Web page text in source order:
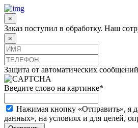
×
Заказ поступил в обработку. Наш
×
Защита от автоматических сообщений
Введите слово на картинке*
Нажимая кнопку «Отправить», я
данных», на условиях и для целей,